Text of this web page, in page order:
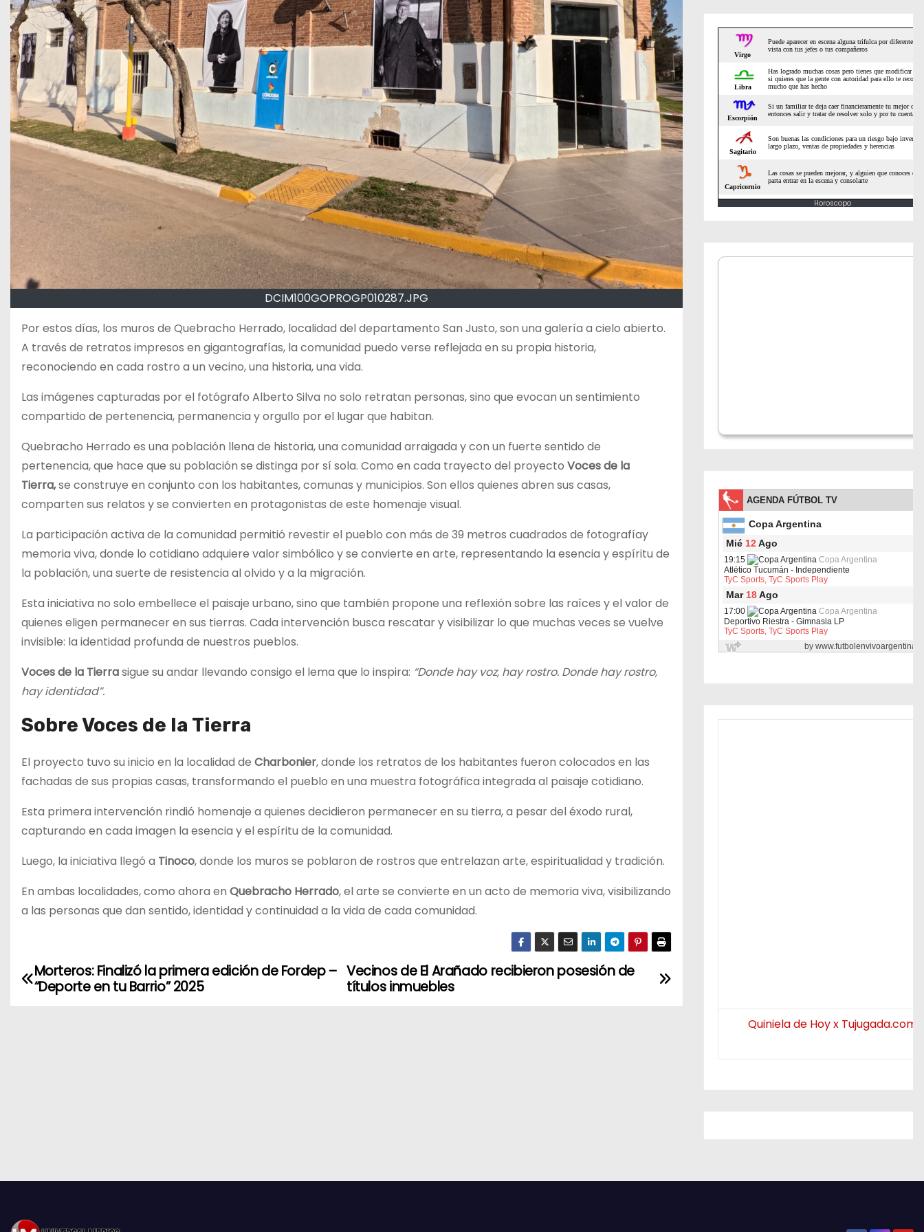
DCIM100GOPROGP010287.JPG
Por estos días, los muros de Quebracho Herrado, localidad del departamento San Justo, son una galería a cielo abierto.
A través de retratos impresos en gigantografías, la comunidad puedo verse reflejada en su propia historia,
reconociendo en cada rostro a un vecino, una historia, una vida.
Las imágenes capturadas por el fotógrafo Alberto Silva no solo retratan personas, sino que evocan un sentimiento
compartido de pertenencia, permanencia y orgullo por el lugar que habitan.
Quebracho Herrado es una población llena de historia, una comunidad arraigada y con un fuerte sentido de
pertenencia, que hace que su población se distinga por sí sola. Como en cada trayecto del proyecto Voces de la
Tierra,se construye en conjunto con los habitantes, comunas y municipios. Son ellos quienes abren sus casas,
comparten sus relatos y se convierten en protagonistas de este homenaje visual.
La participación activa de la comunidad permitió revestir el pueblo con más de 39 metros cuadrados de fotografíay
memoria viva, donde lo cotidiano adquiere valor simbólico y se convierte en arte, representando la esencia y espíritu de
la población, una suerte de resistencia al olvido y a la migración.
Esta iniciativa no solo embellece el paisaje urbano, sino que también propone una reflexión sobre las raíces y el valor de
quienes eligen permanecer en sus tierras. Cada intervención busca rescatar y visibilizar lo que muchas veces se vuelve
invisible: la identidad profunda de nuestros pueblos.
Voces de la Tierrasigue su andar llevando consigo el lema que lo inspira: “Donde hay voz, hay rostro. Donde hay rostro,
hay identidad”.
Sobre Voces de la Tierra
El proyecto tuvo su inicio en la localidad de Charbonier, donde los retratos de los habitantes fueron colocados en las
fachadas de sus propias casas, transformando el pueblo en una muestra fotográfica integrada al paisaje cotidiano.
Esta primera intervención rindió homenaje a quienes decidieron permanecer en su tierra, a pesar del éxodo rural,
capturando en cada imagen la esencia y el espíritu de la comunidad.
Luego, la iniciativa llegó a Tinoco, donde los muros se poblaron de rostros que entrelazan arte, espiritualidad y tradición.
En ambas localidades, como ahora en Quebracho Herrado, el arte se convierte en un acto de memoria viva, visibilizando
a las personas que dan sentido, identidad y continuidad a la vida de cada comunidad.
N
i
Vecinos de El Arañado recibieron posesión de
títulos inmuebles
Morteros: Finalizó la primera edición de Fordep –
“Deporte en tu Barrio” 2025
Horoscopo
Quiniela de Hoy x